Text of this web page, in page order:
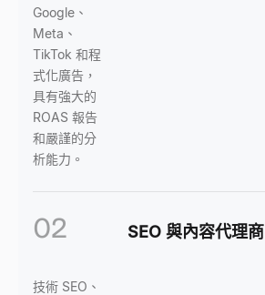
Google、
Meta、
TikTok 和程
式化廣告，
具有強大的
ROAS 報告
和嚴謹的分
析能力。
02 SEO 與內容代理商
技術 SEO、